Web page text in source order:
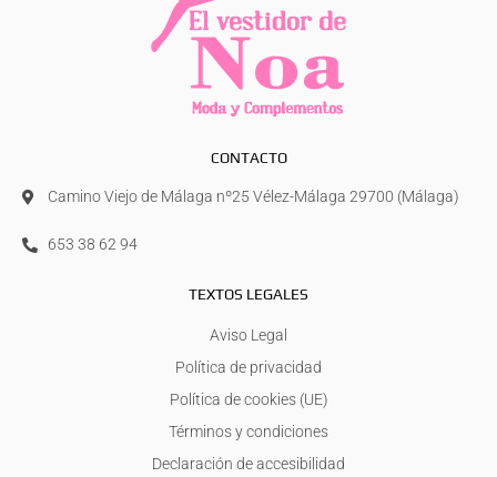
CONTACTO
Camino Viejo de Málaga nº25 Vélez-Málaga 29700 (Málaga)
653 38 62 94
TEXTOS LEGALES
Aviso Legal
Política de privacidad
Política de cookies (UE)
Términos y condiciones
Declaración de accesibilidad